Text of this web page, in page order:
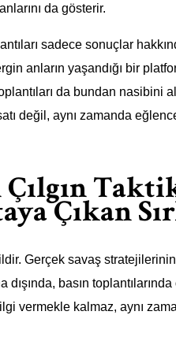
da gösterir.
sadece sonuçlar
anların yaşandığı bir
da bundan nasibini
değil, aynı zamanda
Çıkan
Gerçek savaş stratejilerinin
basın
vermekle kalmaz, aynı